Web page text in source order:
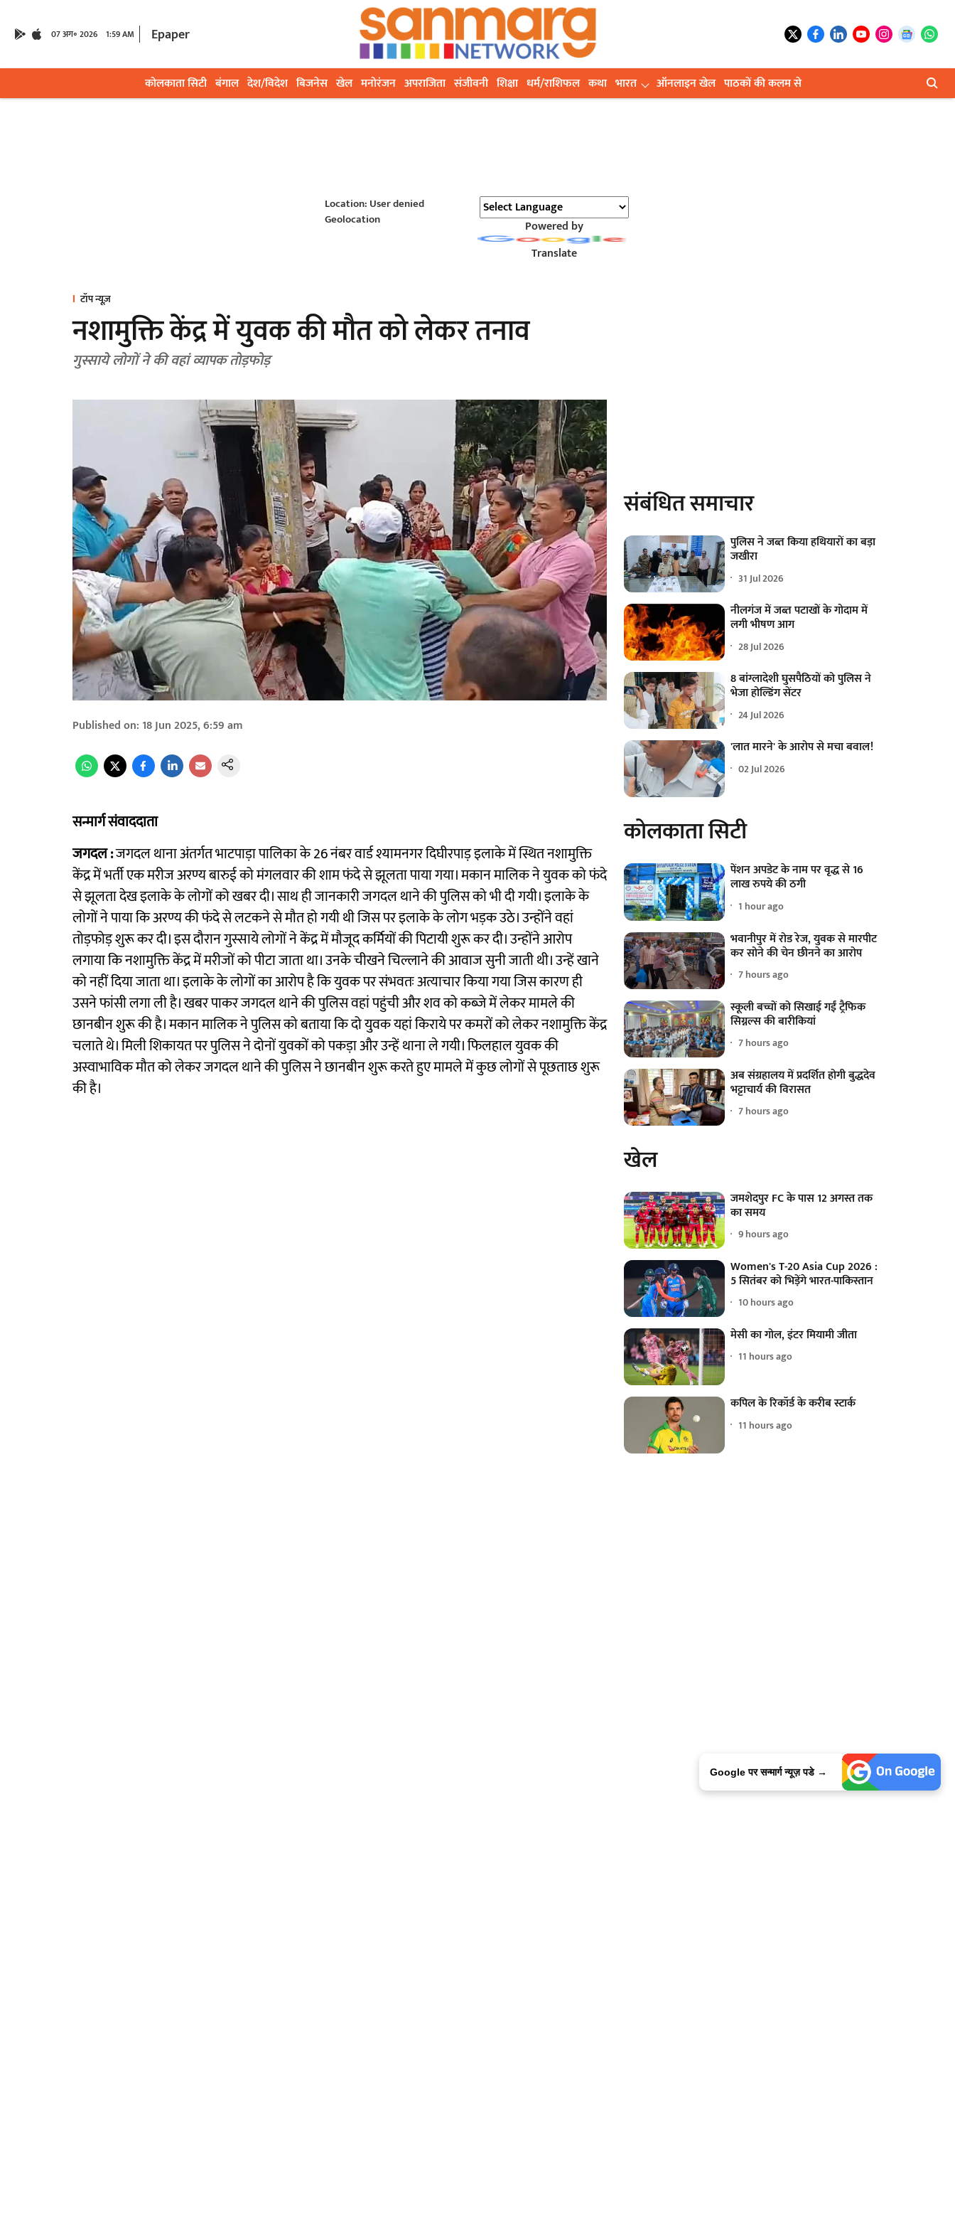
07 अग॰ 2026 1:59 AM Epaper
कोलकाता सिटी बंगाल देश/विदेश बिजनेस खेल मनोरंजन अपराजिता संजीवनी शिक्षा धर्म/राशिफल कथा भारत ऑनलाइन खेल पाठकों की कलम से
Location: User denied
Geolocation
Powered by
Translate
टॉप न्यूज़
नशामुक्ति केंद्र में युवक की मौत को लेकर तनाव
गुस्साये लोगों ने की वहां व्यापक तोड़फोड़
Published on: 18 Jun 2025, 6:59 am
सन्मार्ग संवाददाता
जगदल :जगदल थाना अंतर्गत भाटपाड़ा पालिका के 26 नंबर वार्ड श्यामनगर दिघीरपाड़ इलाके में स्थित नशामुक्ति
केंद्र में भर्ती एक मरीज अरण्य बारुई को मंगलवार की शाम फंदे से झूलता पाया गया। मकान मालिक ने युवक को फंदे
से झूलता देख इलाके के लोगों को खबर दी। साथ ही जानकारी जगदल थाने की पुलिस को भी दी गयी। इलाके के
लोगों ने पाया कि अरण्य की फंदे से लटकने से मौत हो गयी थी जिस पर इलाके के लोग भड़क उठे। उन्होंने वहां
तोड़फोड़ शुरू कर दी। इस दौरान गुस्साये लोगों ने केंद्र में मौजूद कर्मियों की पिटायी शुरू कर दी। उन्होंने आरोप
लगाया कि नशामुक्ति केंद्र में मरीजों को पीटा जाता था। उनके चीखने चिल्लाने की आवाज सुनी जाती थी। उन्हें खाने
को नहीं दिया जाता था। इलाके के लोगों का आरोप है कि युवक पर संभवतः अत्याचार किया गया जिस कारण ही
उसने फांसी लगा ली है। खबर पाकर जगदल थाने की पुलिस वहां पहुंची और शव को कब्जे में लेकर मामले की
छानबीन शुरू की है। मकान मालिक ने पुलिस को बताया कि दो युवक यहां किराये पर कमरों को लेकर नशामुक्ति केंद्र
चलाते थे। मिली शिकायत पर पुलिस ने दोनों युवकों को पकड़ा और उन्हें थाना ले गयी। फिलहाल युवक की
अस्वाभाविक मौत को लेकर जगदल थाने की पुलिस ने छानबीन शुरू करते हुए मामले में कुछ लोगों से पूछताछ शुरू
की है।
संबंधित समाचार
पुलिस ने जब्त किया हथियारों का बड़ा
जखीरा
31 Jul 2026
नीलगंज में जब्त पटाखों के गोदाम में
लगी भीषण आग
28 Jul 2026
8 बांग्लादेशी घुसपैठियों को पुलिस ने
भेजा होल्डिंग सेंटर
24 Jul 2026
'लात मारने' के आरोप से मचा बवाल!
02 Jul 2026
कोलकाता सिटी
पेंशन अपडेट के नाम पर वृद्ध से 16
लाख रुपये की ठगी
1 hour ago
भवानीपुर में रोड रेज, युवक से मारपीट
कर सोने की चेन छीनने का आरोप
7 hours ago
स्कूली बच्चों को सिखाई गईं ट्रैफिक
सिग्नल्स की बारीकियां
7 hours ago
अब संग्रहालय में प्रदर्शित होगी बुद्धदेव
भट्टाचार्य की विरासत
7 hours ago
खेल
जमशेदपुर FC के पास 12 अगस्त तक
का समय
9 hours ago
Women's T-20 Asia Cup 2026 :
5 सितंबर को भिड़ेंगे भारत-पाकिस्तान
10 hours ago
मेसी का गोल, इंटर मियामी जीता
11 hours ago
कपिल के रिकॉर्ड के करीब स्टार्क
11 hours ago
Google पर सन्मार्ग न्यूज़ पडे →